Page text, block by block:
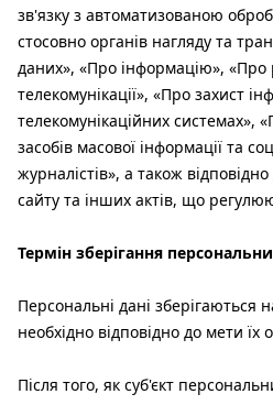
зв'язку з автоматизованою
стосовно органів нагляду та
даних», «Про інформацію», «Про
телекомунікації», «Про захист
телекомунікаційних системах»,
засобів масової інформації та
журналістів», а також
сайту та інших актів, що
Термін зберігання
Персональні дані зберігаються
необхідно відповідно до мети їх
Після того, як суб'єкт